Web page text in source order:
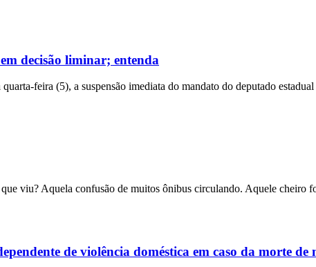
decisão liminar; entenda
feira (5), a suspensão imediata do mandato do deputado
viu? Aquela confusão de muitos ônibus circulando. Aquele cheiro
de violência doméstica em caso da morte